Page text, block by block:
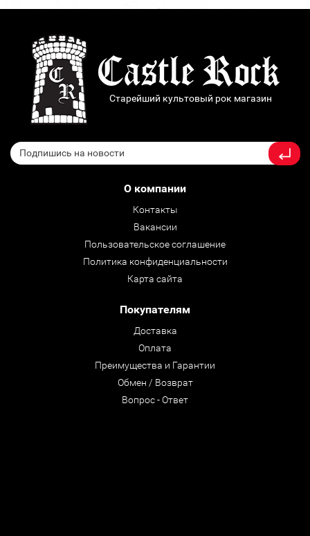
Старейший культовый рок магазин
О компании
Контакты
Вакансии
Пользовательское соглашение
Политика конфиденциальности
Карта сайта
Покупателям
Доставка
Оплата
Преимущества и Гарантии
Обмен / Возврат
Вопрос - Ответ